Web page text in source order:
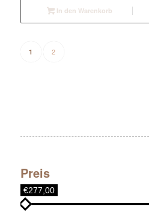
In den Warenkorb
1 2
Preis
€277,00